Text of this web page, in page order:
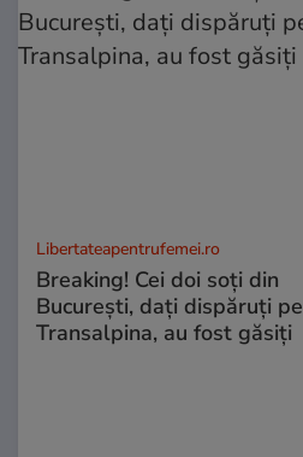
Libertateapentrufemei.ro
Breaking! Cei doi soți din
București, dați dispăruți pe
Transalpina, au fost găsiți